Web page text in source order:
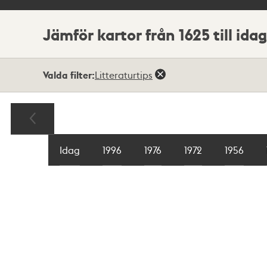
Jämför kartor från 1625 till idag
Valda filter:Litteraturtips
Karta
Idag 1996 1976 1972 1956
Idag 1996 1976 1972 1956